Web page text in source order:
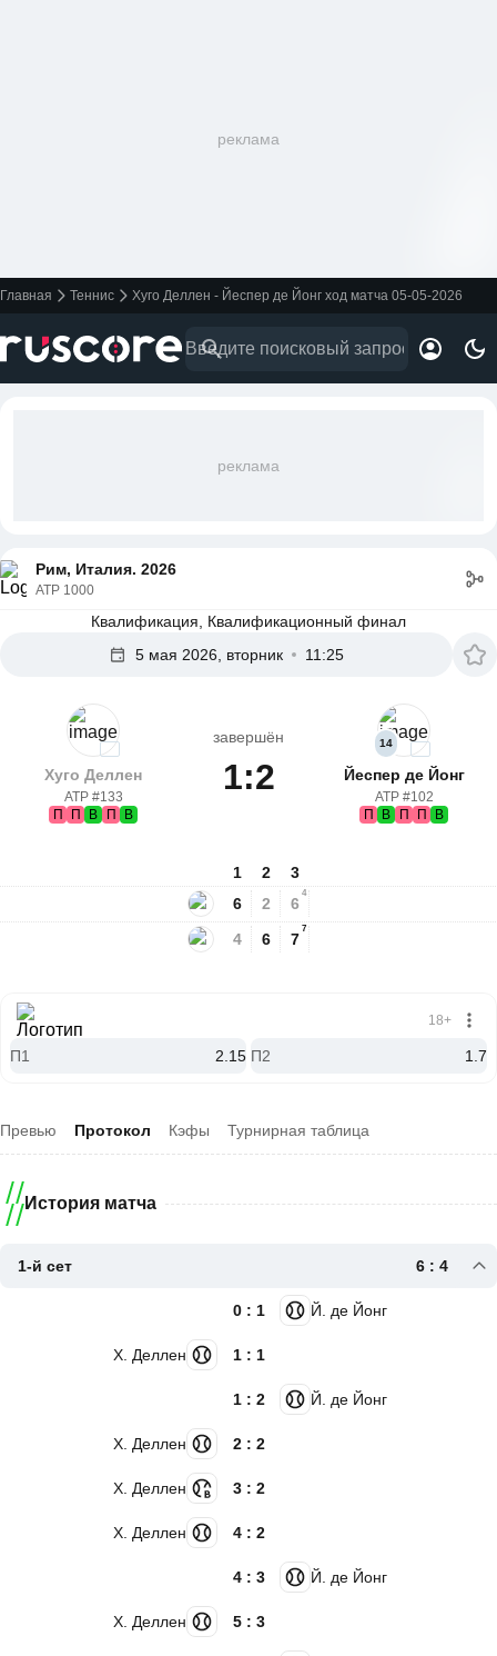
реклама
Главная Теннис Хуго Деллен - Йеспер де Йонг ход матча 05-05-2026
реклама
Рим, Италия. 2026
ATP 1000
Квалификация, Квалификационный финал
5 мая 2026, вторник
11:25
Хуго Деллен
ATP #133
П
П В П В
завершён
1:2
14
Йеспер де Йонг
ATP #102
П
В П П В
1
6
4
2
2
6
3
6
4
7
7
П1 2.15 П2 1.7
18+
Превью Протокол Кэфы Турнирная таблица
История матча
1-й сет 6 : 4
Й. де Йонг
0 : 1
Х. Деллен 1 : 1
Й. де Йонг
1 : 2
Х. Деллен 2 : 2
Х. Деллен 3 : 2
Х. Деллен 4 : 2
Й. де Йонг
4 : 3
Х. Деллен 5 : 3